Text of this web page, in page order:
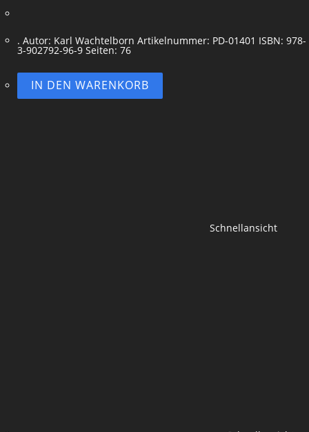
. Autor: Karl Wachtelborn Artikelnummer: PD-01401 ISBN: 978-
3-902792-96-9 Seiten: 76
IN DEN WARENKORB
Schnellansicht